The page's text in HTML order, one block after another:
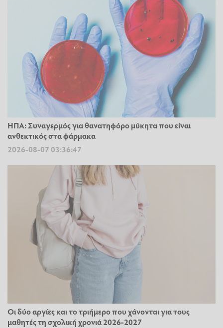
ΗΠΑ: Συναγερμός για θανατηφόρο μύκητα που είναι
ανθεκτικός στα φάρμακα
2026-08-07 03:36:47
Οι δύο αργίες και το τριήμερο που χάνονται για τους
μαθητές τη σχολική χρονιά 2026-2027